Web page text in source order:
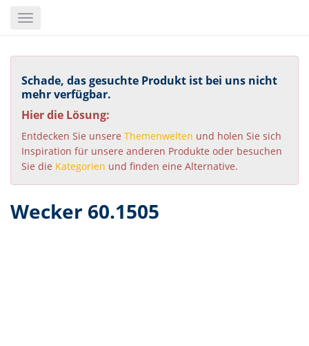
content
Toggle
Schade, das gesuchte Produkt ist bei uns nicht
mehr verfügbar.
Hier die Lösung:
Entdecken Sie unsere Themenwelten und holen Sie sich
Inspiration für unsere anderen Produkte oder besuchen
Sie die Kategorien und finden eine Alternative.
Wecker 60.1505